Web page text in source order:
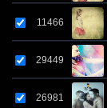
11466
29449
26981